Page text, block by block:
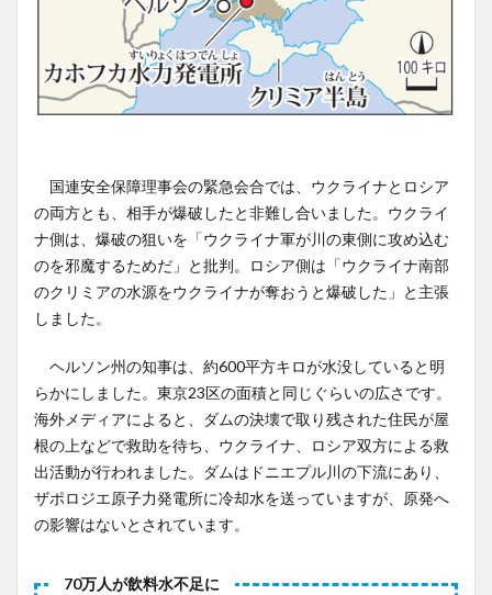
国連安全保障理事会の緊急会合では、ウクライナとロシア
の両方とも、相手が爆破したと非難し合いました。ウクライ
ナ側は、爆破の狙いを「ウクライナ軍が川の東側に攻め込む
のを邪魔するためだ」と批判。ロシア側は「ウクライナ南部
のクリミアの水源をウクライナが奪おうと爆破した」と主張
しました。
ヘルソン州の知事は、約600平方キロが水没していると明
らかにしました。東京23区の面積と同じぐらいの広さです。
海外メディアによると、ダムの決壊で取り残された住民が屋
根の上などで救助を待ち、ウクライナ、ロシア双方による救
出活動が行われました。ダムはドニエプル川の下流にあり、
ザポロジエ原子力発電所に冷却水を送っていますが、原発へ
の影響はないとされています。
70万人が飲料水不足に